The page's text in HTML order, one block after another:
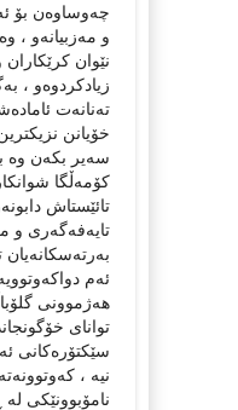
چەوساوەن بۆ
و مەزبیانەو ،
نێوان
زیادکردوەو ،
تەنانەت
خۆیانن
سەیر بکەن وە
کۆمەڵگا
تائێستاش
تایەفەگەری و
بەرتەسکانەیان
ئەم
هەژموونی
توانای
سێکتۆرەکانی
نیە ،
نامۆبوونێکی